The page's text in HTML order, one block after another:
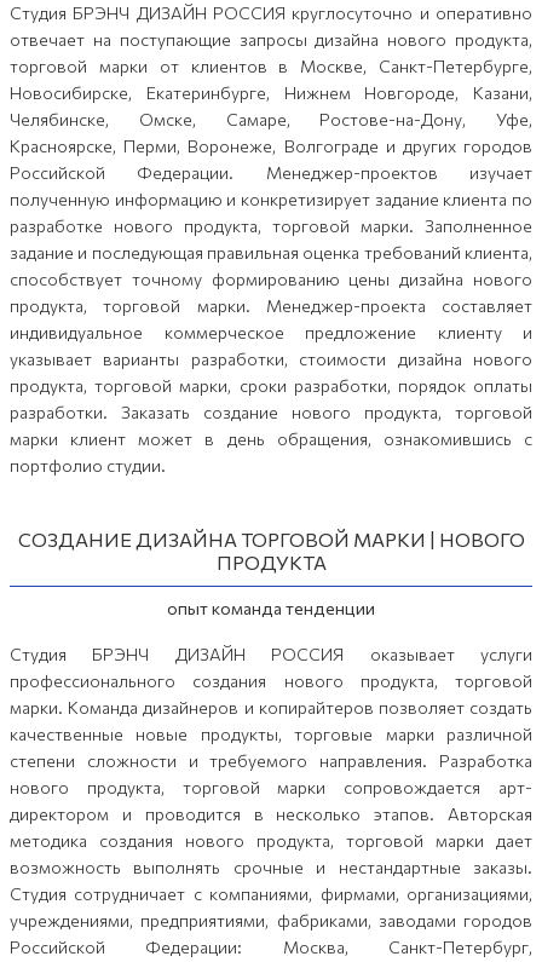
Студия БРЭНЧ ДИЗАЙН РОССИЯ круглосуточно и оперативно
отвечает на поступающие запросы дизайна нового продукта,
торговой марки от клиентов в Москве, Санкт-Петербурге,
Новосибирске, Екатеринбурге, Нижнем Новгороде, Казани,
Челябинске, Омске, Самаре, Ростове-на-Дону, Уфе,
Красноярске, Перми, Воронеже, Волгограде и других городов
Российской Федерации. Менеджер-проектов изучает
полученную информацию и конкретизирует задание клиента по
разработке нового продукта, торговой марки. Заполненное
задание и последующая правильная оценка требований клиента,
способствует точному формированию цены дизайна нового
продукта, торговой марки. Менеджер-проекта составляет
индивидуальное коммерческое предложение клиенту и
указывает варианты разработки, стоимости дизайна нового
продукта, торговой марки, сроки разработки, порядок оплаты
разработки. Заказать создание нового продукта, торговой
марки клиент может в день обращения, ознакомившись с
портфолио студии.
СОЗДАНИЕ ДИЗАЙНА ТОРГОВОЙ МАРКИ | НОВОГО
ПРОДУКТА
опыт команда тенденции
Студия БРЭНЧ ДИЗАЙН РОССИЯ оказывает услуги
профессионального создания нового продукта, торговой
марки. Команда дизайнеров и копирайтеров позволяет создать
качественные новые продукты, торговые марки различной
степени сложности и требуемого направления. Разработка
нового продукта, торговой марки сопровождается арт-
директором и проводится в несколько этапов. Авторская
методика создания нового продукта, торговой марки дает
возможность выполнять срочные и нестандартные заказы.
Студия сотрудничает с компаниями, фирмами, организациями,
учреждениями, предприятиями, фабриками, заводами городов
Российской Федерации: Москва, Санкт-Петербург,